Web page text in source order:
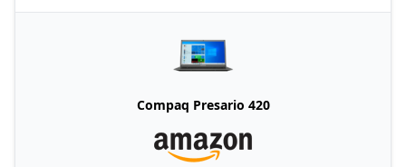
Compaq Presario 420